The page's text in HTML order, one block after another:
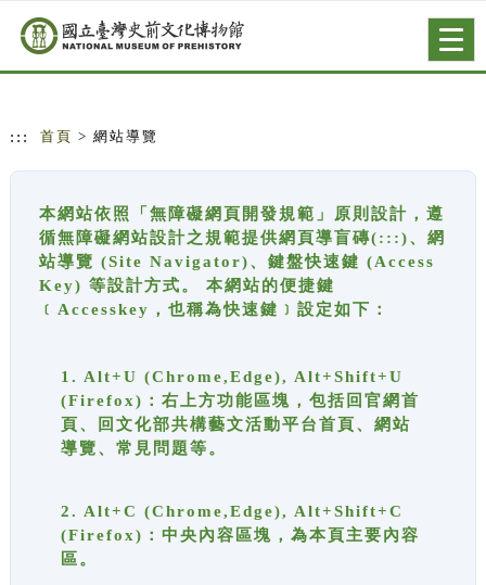
跳到主要內容
網站導覽
::: 首頁 > 網站導覽
本網站依照「無障礙網頁開發規範」原則設計，遵
循無障礙網站設計之規範提供網頁導盲磚(:::)、網
站導覽 (Site Navigator)、鍵盤快速鍵 (Access
Key) 等設計方式。 本網站的便捷鍵
﹝Accesskey，也稱為快速鍵﹞設定如下：
1. Alt+U (Chrome,Edge), Alt+Shift+U
(Firefox)：右上方功能區塊，包括回官網首
頁、回文化部共構藝文活動平台首頁、網站
導覽、常見問題等。
2. Alt+C (Chrome,Edge), Alt+Shift+C
(Firefox)：中央內容區塊，為本頁主要內容
區。